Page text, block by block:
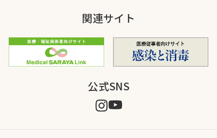
関連サイト
公式SNS